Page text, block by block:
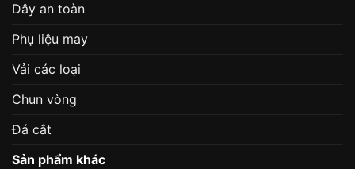
Dây an toàn
Phụ liệu may
Vải các loại
Chun vòng
Đá cắt
Sản phẩm khác